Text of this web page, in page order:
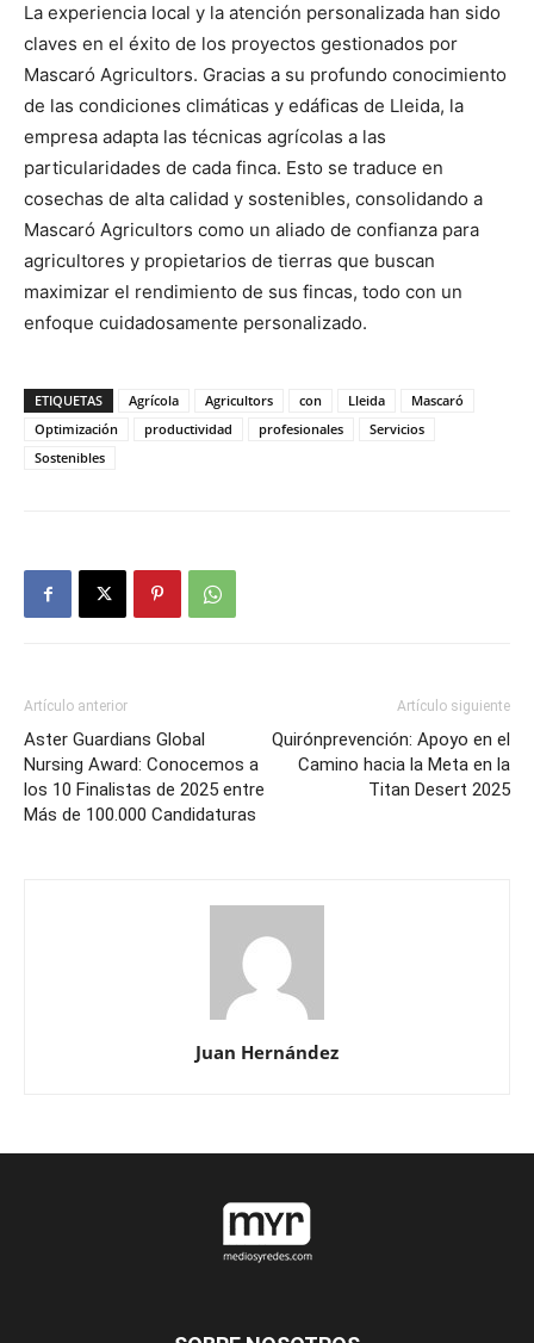
La experiencia local y la atención personalizada han sido
claves en el éxito de los proyectos gestionados por
Mascaró Agricultors. Gracias a su profundo conocimiento
de las condiciones climáticas y edáficas de Lleida, la
empresa adapta las técnicas agrícolas a las
particularidades de cada finca. Esto se traduce en
cosechas de alta calidad y sostenibles, consolidando a
Mascaró Agricultors como un aliado de confianza para
agricultores y propietarios de tierras que buscan
maximizar el rendimiento de sus fincas, todo con un
enfoque cuidadosamente personalizado.
ETIQUETAS Agrícola Agricultors con Lleida
Mascaró
Optimización
productividad profesionales
Servicios
Sostenibles
Artículo anterior
Aster Guardians Global
Nursing Award: Conocemos a
los 10 Finalistas de 2025 entre
Más de 100.000 Candidaturas
Artículo siguiente
Quirónprevención: Apoyo en el
Camino hacia la Meta en la
Titan Desert 2025
Juan Hernández